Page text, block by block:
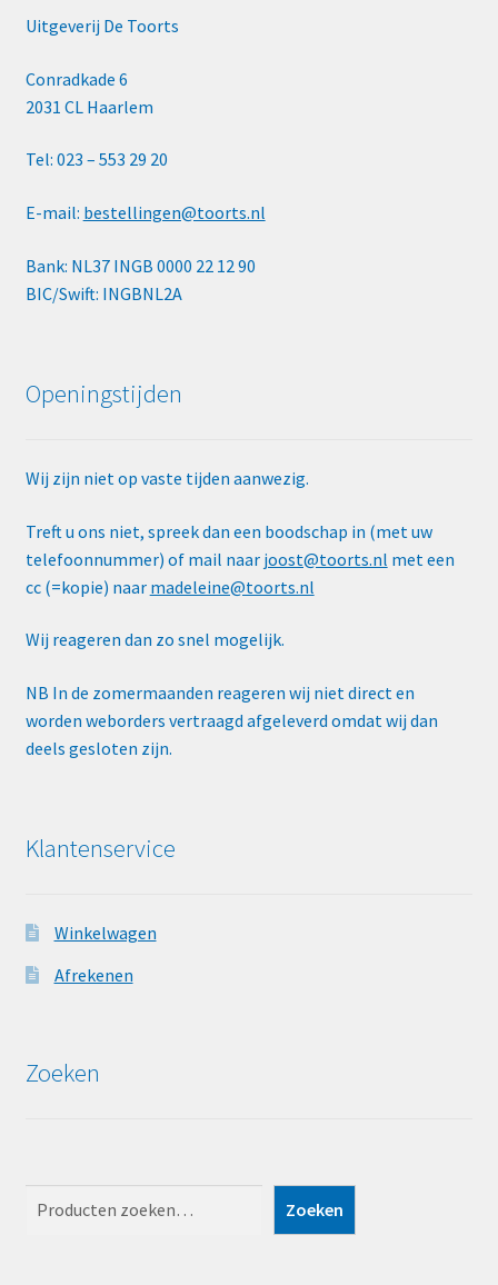
Uitgeverij De Toorts
Conradkade 6
2031 CL Haarlem
Tel: 023 – 553 29 20
E-mail: bestellingen@toorts.nl
Bank: NL37 INGB 0000 22 12 90
BIC/Swift: INGBNL2A
Openingstijden
Wij zijn niet op vaste tijden aanwezig.
Treft u ons niet, spreek dan een boodschap in (met uw
telefoonnummer) of mail naar joost@toorts.nl met een
cc (=kopie) naar madeleine@toorts.nl
Wij reageren dan zo snel mogelijk.
NB In de zomermaanden reageren wij niet direct en
worden weborders vertraagd afgeleverd omdat wij dan
deels gesloten zijn.
Klantenservice
Winkelwagen
Afrekenen
Zoeken
Zoeken